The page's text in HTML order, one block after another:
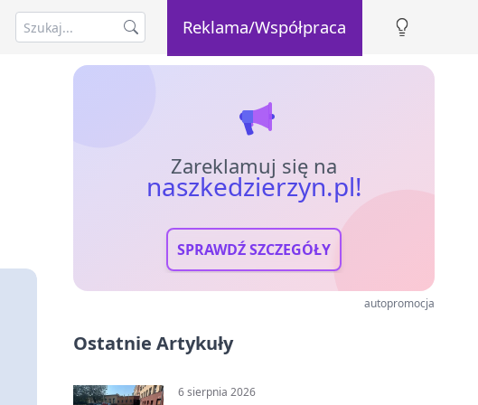
Reklama/Współpraca
Zareklamuj się na
naszkedzierzyn.pl!
SPRAWDŹ SZCZEGÓŁY
autopromocja
Ostatnie Artykuły
6 sierpnia 2026